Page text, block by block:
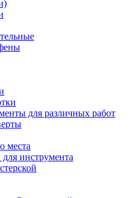
для различных работ
места
инструмента